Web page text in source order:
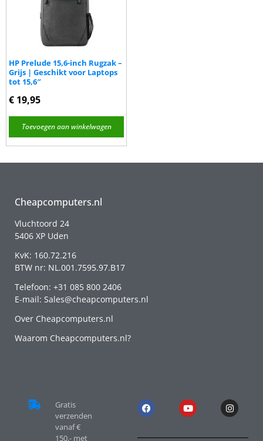
HP Prelude 15,6-inch Rugzak –
Grijs | Geschikt voor Laptops
tot 15,6″
€ 19,95
Toevoegen aan winkelwagen
Cheapcomputers.nl
Vluchtoord 24
5406 XP Uden
KvK: 160.72.216
BTW nr: NL.001.7595.97.B17
Telefoon: +31 085 800 2406
E-mail: Sales@cheapcomputers.nl
Over Cheapcomputers.nl
Waarom Cheapcomputers.nl?
Gratis
verzenden
vanaf €
150,- met